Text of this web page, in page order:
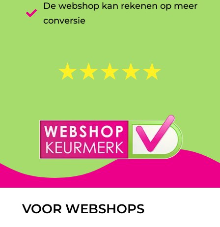

De webshop kan rekenen op meer
conversie
☆☆☆☆☆
VOOR WEBSHOPS